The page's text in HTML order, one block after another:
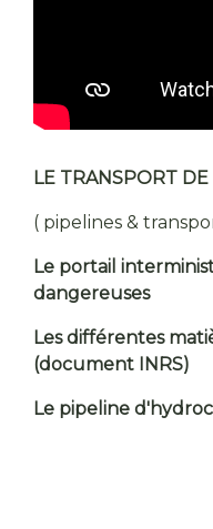
LE TRANSPORT
( pipelines &
Le portail
dangereuses
Les différentes
(document INRS)
Le pipeline